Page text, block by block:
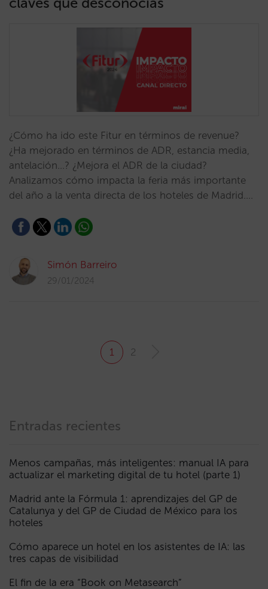
¿Cómo ha ido este Fitur en términos de revenue?
¿Ha mejorado en términos de ADR, estancia media,
antelación…? ¿Mejora el ADR de la ciudad?
Analizamos cómo impacta la feria más importante
del año a la venta directa de los hoteles de Madrid.…
Simón Barreiro
29/01/2024
1 2
Entradas recientes
Menos campañas, más inteligentes: manual IA para
actualizar el marketing digital de tu hotel (parte 1)
Madrid ante la Fórmula 1: aprendizajes del GP de
Catalunya y del GP de Ciudad de México para los
hoteles
Cómo aparece un hotel en los asistentes de IA: las
tres capas de visibilidad
El fin de la era “Book on Metasearch”